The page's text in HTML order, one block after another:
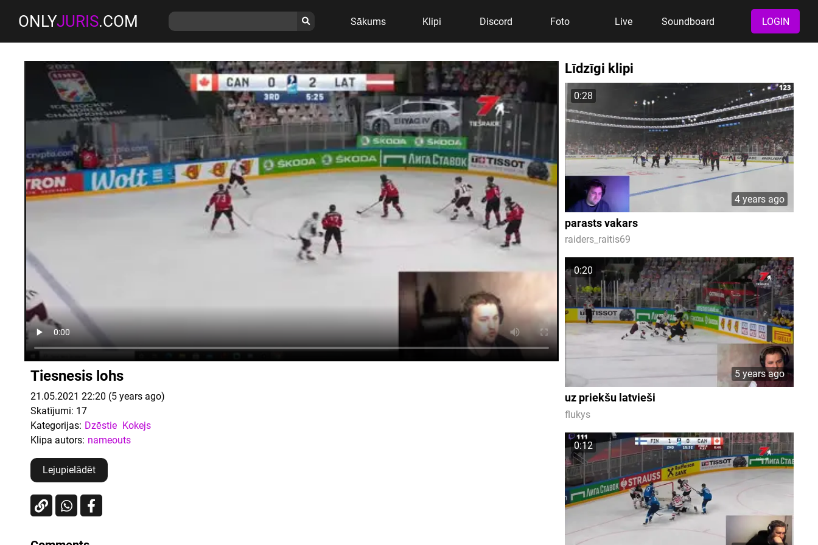
ONLYJURIS.COM Sākums Klipi Discord Foto Live Soundboard LOGIN
Tiesnesis lohs
21.05.2021 22:20 (5 years ago)
Skatījumi: 17
Kategorijas: Dzēstie Kokejs
Klipa autors: nameouts
Lejupielādēt
Līdzīgi klipi
0:28
4 years ago
parasts vakars
raiders_raitis69
0:20
5 years ago
uz priekšu latvieši
flukys
0:12